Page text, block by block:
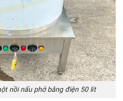
nồi nấu phở bằng điện 50 lít